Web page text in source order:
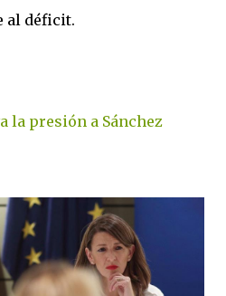
al déficit.
la presión a Sánchez